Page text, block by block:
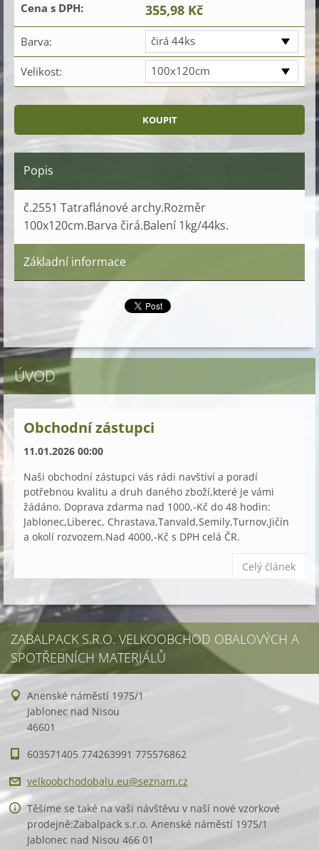
Cena s DPH: 355,98 Kč
Barva: čirá 44ks
Velikost: 100x120cm
Popis
č.2551 Tatraflánové archy.Rozměr
100x120cm.Barva čirá.Balení 1kg/44ks.
Základní informace
ÚVOD
Obchodní zástupci
11.01.2026 00:00
Naši obchodní zástupci vás rádi navštíví a poradí
potřebnou kvalitu a druh daného zboží,které je vámi
žádáno. Doprava zdarma nad 1000,-Kč do 48 hodin:
Jablonec,Liberec, Chrastava,Tanvald,Semily,Turnov,Jičín
a okolí rozvozem.Nad 4000,-Kč s DPH celá ČR.
Celý článek
ZABALPACK S.R.O. VELKOOBCHOD OBALOVÝCH A
SPOTŘEBNÍCH MATERIÁLŮ
Anenské náměstí 1975/1
Jablonec nad Nisou
46601
603571405 774263991 775576862
velkoobchodobalu.eu@seznam.cz
Těšíme se také na vaši návštěvu v naší nové vzorkové
prodejně:Zabalpack s.r.o. Anenské náměstí 1975/1
Jablonec nad Nisou 466 01